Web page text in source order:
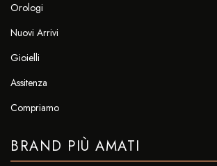
Orologi
Nuovi Arrivi
Gioielli
Assitenza
Compriamo
BRAND PIÙ AMATI